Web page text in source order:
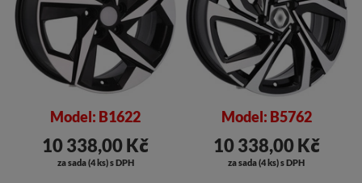
Model: B1622
10 338,00 Kč
za sada (4 ks) s DPH
Model: B5762
10 338,00 Kč
za sada (4 ks) s DPH